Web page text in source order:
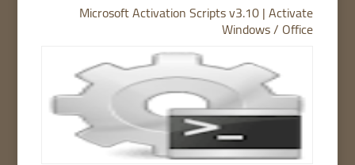
Microsoft Activation Scripts v3.10 | Activate
Windows / Office